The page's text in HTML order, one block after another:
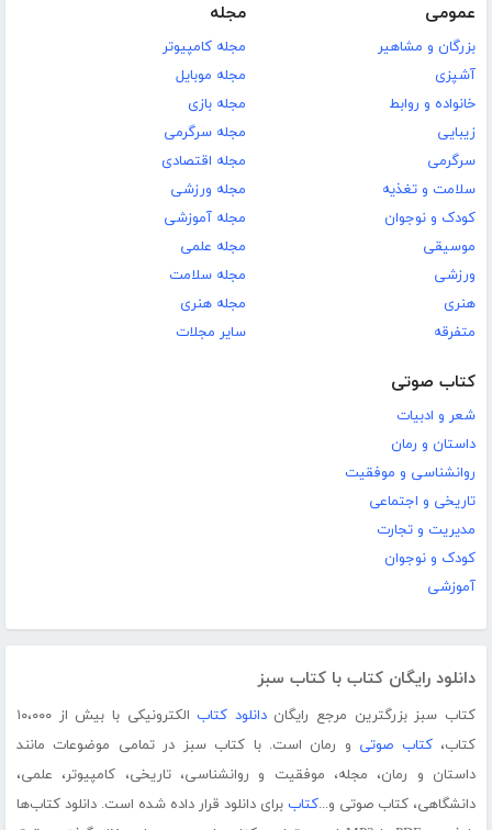
عمومی
بزرگان و مشاهیر
آشپزی
خانواده و روابط
زیبایی
سرگرمی
سلامت و تغذیه
کودک و نوجوان
موسیقی
ورزشی
هنری
متفرقه
مجله
مجله کامپیوتر
مجله موبایل
مجله بازی
مجله سرگرمی
مجله اقتصادی
مجله ورزشی
مجله آموزشی
مجله علمی
مجله سلامت
مجله هنری
سایر مجلات
کتاب صوتی
شعر و ادبیات
داستان و رمان
روانشناسی و موفقیت
تاریخی و اجتماعی
مدیریت و تجارت
کودک و نوجوان
آموزشی
دانلود رایگان کتاب با کتاب سبز
کتاب سبز بزرگترین مرجع رایگاندانلود کتاب
الکترونیکی با بیش از ۱۰،۰۰۰
کتاب،کتاب صوتی و رمان است. با کتاب سبز در تمامی موضوعات مانند
داستان و رمان، مجله، موفقیت و روانشناسی، تاریخی، کامپیوتر، علمی،
دانشگاهی، کتاب صوتی و...کتاب برای دانلود قرار داده شده است. دانلود کتاب‌ها